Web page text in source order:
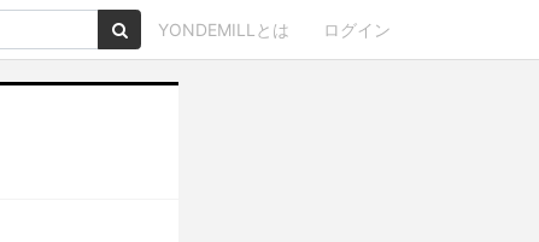
YONDEMILLとは ログイン